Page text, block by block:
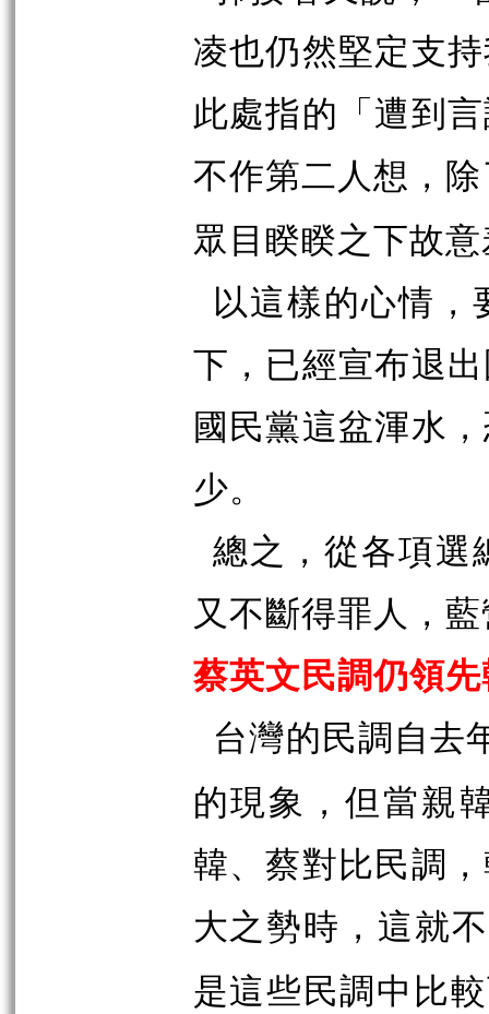
凌也仍然堅定支
此處指的「遭到
不作第二人想，
眾目睽睽之下故
以這樣的心情，
下，已經宣布退
國民黨這盆渾水
少。
總之，從各項選
又不斷得罪人，
蔡英文民調仍領
台灣的民調自去
的現象，但當親
韓、蔡對比民調
大之勢時，這就
是這些民調中比